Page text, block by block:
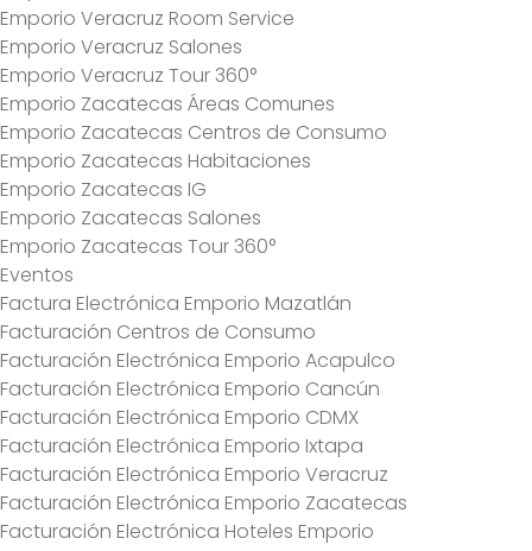
Emporio Veracruz Room Service
Emporio Veracruz Salones
Emporio Veracruz Tour 360°
Emporio Zacatecas Áreas Comunes
Emporio Zacatecas Centros de Consumo
Emporio Zacatecas Habitaciones
Emporio Zacatecas IG
Emporio Zacatecas Salones
Emporio Zacatecas Tour 360°
Eventos
Factura Electrónica Emporio Mazatlán
Facturación Centros de Consumo
Facturación Electrónica Emporio Acapulco
Facturación Electrónica Emporio Cancún
Facturación Electrónica Emporio CDMX
Facturación Electrónica Emporio Ixtapa
Facturación Electrónica Emporio Veracruz
Facturación Electrónica Emporio Zacatecas
Facturación Electrónica Hoteles Emporio